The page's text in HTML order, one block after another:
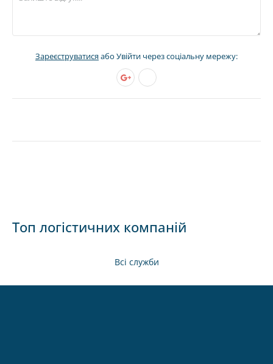
Зареєструватисяабо Увійти через соціальну мережу:
Топ логістичних компаній
Всі служби